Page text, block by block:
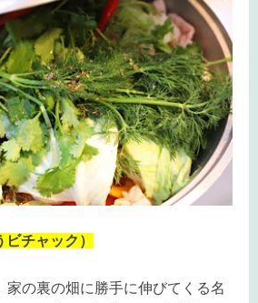
チャック）
家の裏の畑に勝手に伸びてくる名